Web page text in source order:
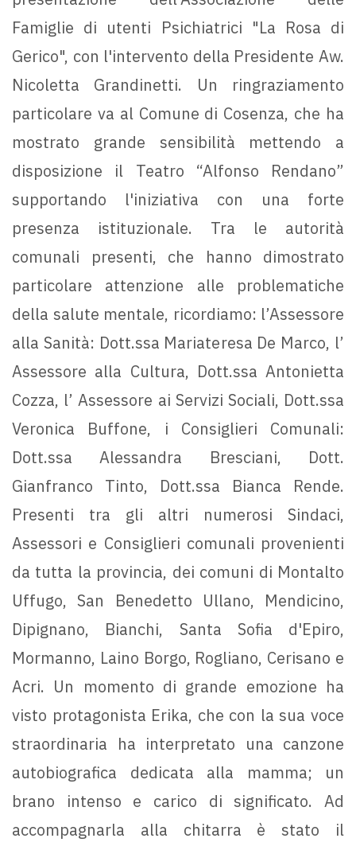
Famiglie di utenti Psichiatrici "La Rosa di
Gerico", con l'intervento della Presidente Aw.
Nicoletta Grandinetti. Un ringraziamento
particolare va al Comune di Cosenza, che ha
mostrato grande sensibilità mettendo a
disposizione il Teatro “Alfonso Rendano”
supportando l'iniziativa con una forte
presenza istituzionale. Tra le autorità
comunali presenti, che hanno dimostrato
particolare attenzione alle problematiche
della salute mentale, ricordiamo: l’Assessore
alla Sanità: Dott.ssa Mariateresa De Marco, l’
Assessore alla Cultura, Dott.ssa Antonietta
Cozza, l’ Assessore ai Servizi Sociali, Dott.ssa
Veronica Buffone, i Consiglieri Comunali:
Dott.ssa Alessandra Bresciani, Dott.
Gianfranco Tinto, Dott.ssa Bianca Rende.
Presenti tra gli altri numerosi Sindaci,
Assessori e Consiglieri comunali provenienti
da tutta la provincia, dei comuni di Montalto
Uffugo, San Benedetto Ullano, Mendicino,
Dipignano, Bianchi, Santa Sofia d'Epiro,
Mormanno, Laino Borgo, Rogliano, Cerisano e
Acri. Un momento di grande emozione ha
visto protagonista Erika, che con la sua voce
straordinaria ha interpretato una canzone
autobiografica dedicata alla mamma; un
brano intenso e carico di significato. Ad
accompagnarla alla chitarra è stato il